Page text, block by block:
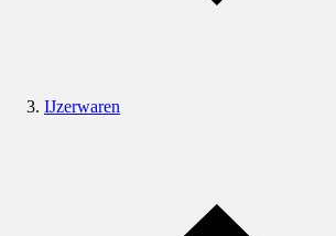
IJzerwaren